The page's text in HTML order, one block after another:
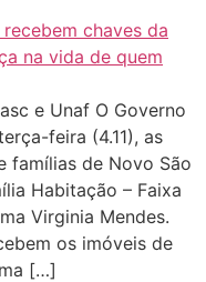
e Unaf O Governo
feira (4.11), as
famílias de Novo São
Habitação – Faixa
Virginia Mendes.
os imóveis de
[…]